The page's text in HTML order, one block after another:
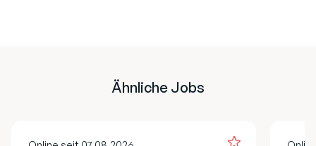
Ähnliche Jobs